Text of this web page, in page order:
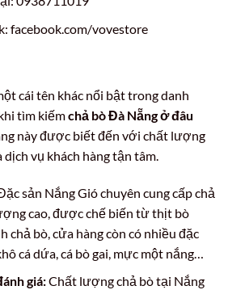
facebook.com/vovestore
cái tên khác nổi bật trong danh
tìm kiếmchả bò Đà Nẵng ở đâu
này được biết đến với chất lượng
vụ khách hàng tận tâm.
sản Nắng Gió chuyên cung cấp chả
cao, được chế biến từ thịt bò
chả bò, cửa hàng còn có nhiều đặc
cá dứa, cá bò gai, mực một nắng…
giá:Chất lượng chả bò tại Nắng